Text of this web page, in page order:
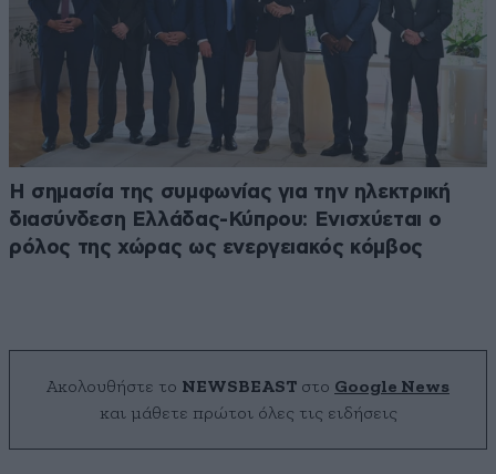
H σημασία της συμφωνίας για την ηλεκτρική
διασύνδεση Ελλάδας-Κύπρου: Ενισχύεται ο
ρόλος της χώρας ως ενεργειακός κόμβος
Ακολουθήστε το NEWSBEAST στο Google News
και μάθετε πρώτοι όλες τις ειδήσεις